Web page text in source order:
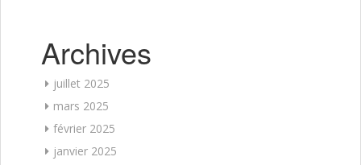
Archives
juillet 2025
mars 2025
février 2025
janvier 2025